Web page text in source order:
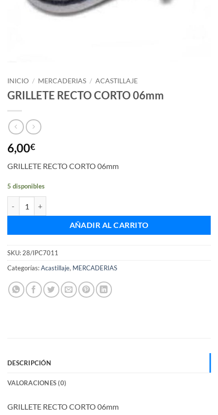
INICIO / MERCADERIAS / ACASTILLAJE
GRILLETE RECTO CORTO 06mm
6,00€
GRILLETE RECTO CORTO 06mm
5 disponibles
AÑADIR AL CARRITO
SKU: 28/IPC7011
Categorías:Acastillaje, MERCADERIAS
DESCRIPCIÓN
VALORACIONES (0)
GRILLETE RECTO CORTO 06mm